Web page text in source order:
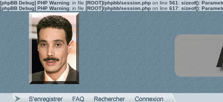
[phpBB Debug] PHP Warning: in file [ROOT]/phpbb/session.php on line 561 : sizeof():
[phpBB Debug] PHP Warning: in file [ROOT]/phpbb/session.php on line 617: sizeof():